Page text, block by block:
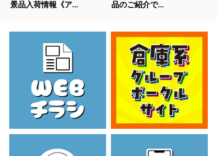
景品入荷情報《ア...
品のご紹介で...